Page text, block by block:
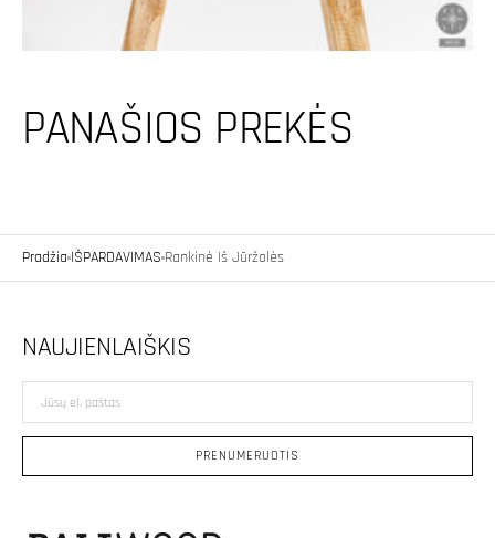
PANAŠIOS PREKĖS
Pradžia IŠPARDAVIMAS Rankinė Iš Jūržolės
NAUJIENLAIŠKIS
Jūsų
el.
PRENUMERUOTIS